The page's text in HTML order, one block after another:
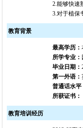
2.能够快速
3.对于植保
教育背景
最高学历：
所学专业：
毕业日期：
第一外语：
普通话水平
所获证书：
教育培训经历